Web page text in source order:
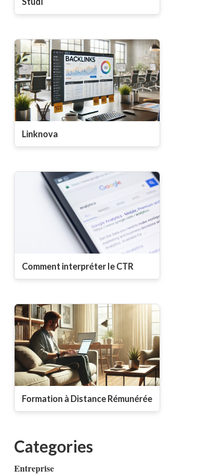
Linknova
Comment interpréter le CTR
Formation à Distance Rémunérée
Categories
Entreprise